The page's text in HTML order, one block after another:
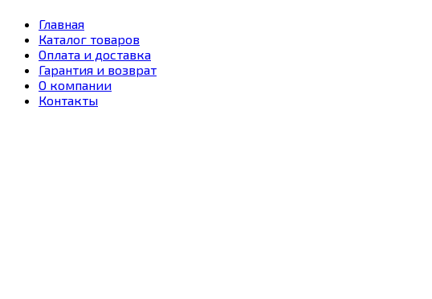
Главная
Каталог товаров
Оплата и доставка
Гарантия и возврат
О компании
Контакты